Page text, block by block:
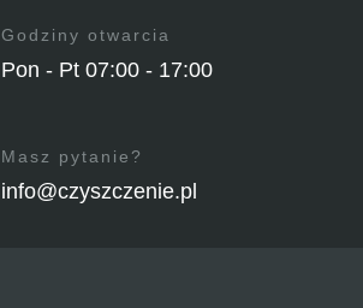
Godziny otwarcia
Pon - Pt 07:00 - 17:00
Masz pytanie?
info@czyszczenie.pl